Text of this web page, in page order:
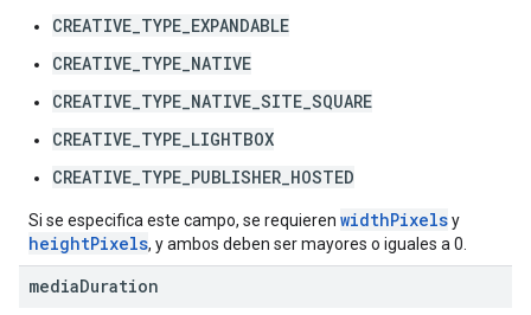
CREATIVE_TYPE_EXPANDABLE
CREATIVE_TYPE_NATIVE
CREATIVE_TYPE_NATIVE_SITE_SQUARE
CREATIVE_TYPE_LIGHTBOX
CREATIVE_TYPE_PUBLISHER_HOSTED
Si se especifica este campo, se requieren widthPixelsy
heightPixels, y ambos deben ser mayores o iguales a 0.
mediaDuration